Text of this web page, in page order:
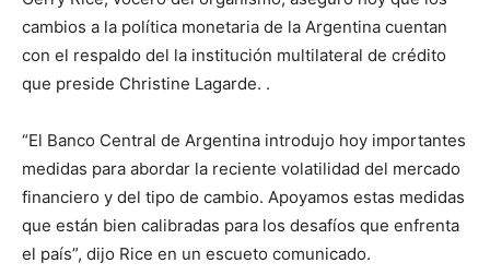
cambios a la política monetaria de la Argentina cuentan
con el respaldo del la institución multilateral de crédito
que preside Christine Lagarde. .
“El Banco Central de Argentina introdujo hoy importantes
medidas para abordar la reciente volatilidad del mercado
financiero y del tipo de cambio. Apoyamos estas medidas
que están bien calibradas para los desafíos que enfrenta
el país”, dijo Rice en un escueto comunicado.